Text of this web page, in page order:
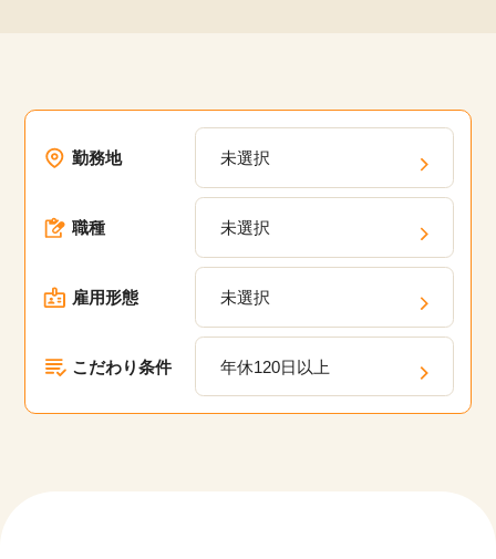
勤務地 未選択
職種 未選択
雇用形態 未選択
こだわり条件 年休120日以上